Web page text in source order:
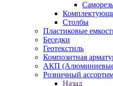
Столбы
Пластиковые
Беседки
Геотекстиль
Композитная
АКП (Алюминиевые
Розничный
Назад